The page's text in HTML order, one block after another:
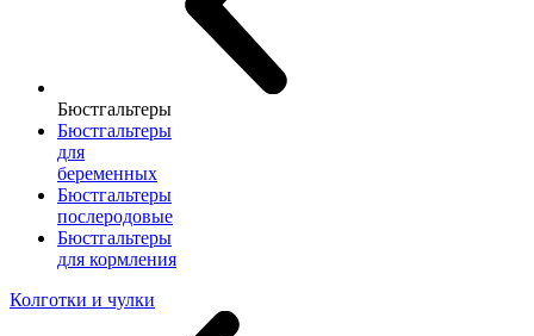
Бюстгальтеры
Бюстгальтеры
для
беременных
Бюстгальтеры
послеродовые
Бюстгальтеры
для кормления
Колготки и чулки